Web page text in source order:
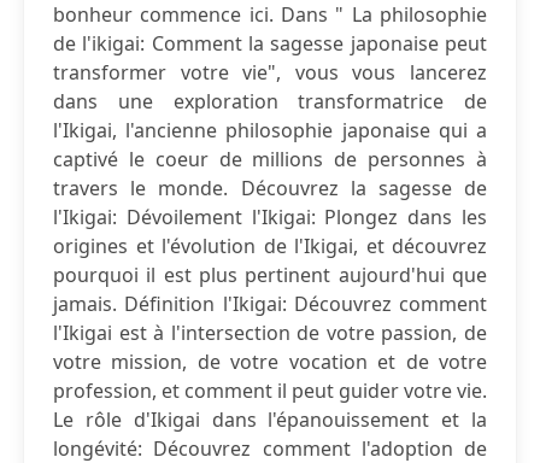
bonheur commence ici. Dans " La philosophie
de l'ikigai: Comment la sagesse japonaise peut
transformer votre vie", vous vous lancerez
dans une exploration transformatrice de
l'Ikigai, l'ancienne philosophie japonaise qui a
captivé le coeur de millions de personnes à
travers le monde. Découvrez la sagesse de
l'Ikigai: Dévoilement l'Ikigai: Plongez dans les
origines et l'évolution de l'Ikigai, et découvrez
pourquoi il est plus pertinent aujourd'hui que
jamais. Définition l'Ikigai: Découvrez comment
l'Ikigai est à l'intersection de votre passion, de
votre mission, de votre vocation et de votre
profession, et comment il peut guider votre vie.
Le rôle d'Ikigai dans l'épanouissement et la
longévité: Découvrez comment l'adoption de